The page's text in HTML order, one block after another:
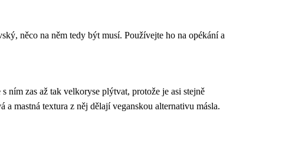
něco na něm tedy být musí. Používejte ho na opékání a
ním zas až tak velkoryse plýtvat, protože je asi stejně
mastná textura z něj dělají veganskou alternativu másla.